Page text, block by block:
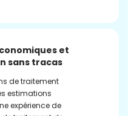
et
sans tracas
de traitement
estimations
expérience de